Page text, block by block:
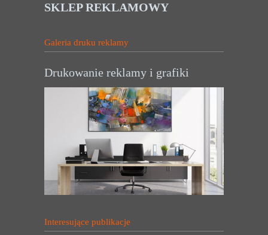
SKLEP REKLAMOWY
Galeria druku reklamy
Drukowanie reklamy i grafiki
Interesujące publikacje